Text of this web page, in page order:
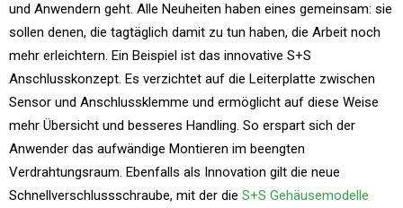
und Anwendern geht. Alle Neuheiten haben eines gemeinsam: sie
sollen denen, die tagtäglich damit zu tun haben, die Arbeit noch
mehr erleichtern. Ein Beispiel ist das innovative S+S
Anschlusskonzept. Es verzichtet auf die Leiterplatte zwischen
Sensor und Anschlussklemme und ermöglicht auf diese Weise
mehr Übersicht und besseres Handling. So erspart sich der
Anwender das aufwändige Montieren im beengten
Verdrahtungsraum. Ebenfalls als Innovation gilt die neue
Schnellverschlussschraube, mit der die S+S Gehäusemodelle